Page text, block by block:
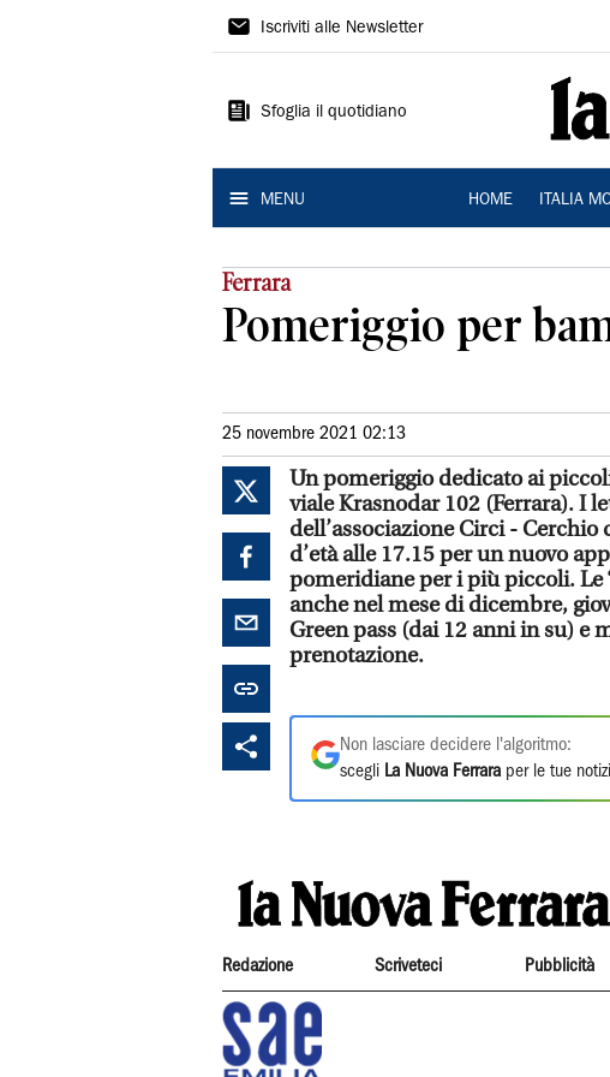
La
Ferrara
Iscriviti alle Newsletter
Sfoglia il quotidiano
MENU HOME ITALIA
Ferrara
Pomeriggio per
25 novembre 2021 02:13
Un pomeriggio dedicato ai
viale Krasnodar 102 (Ferrara). I
dell’associazione Circi -
d’età alle 17.15 per un nuovo
pomeridiane per i più piccoli. Le
anche nel mese di dicembre,
Green pass (dai 12 anni in su) e
prenotazione.
Non lasciare decidere l'algoritmo:
scegli La Nuova Ferrara per le tue
Redazione Scriveteci Pubblicità